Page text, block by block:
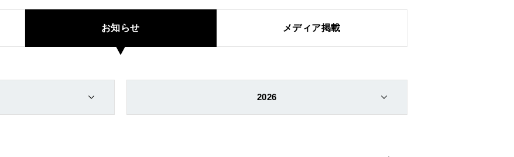
お知らせ メディア掲載
2026